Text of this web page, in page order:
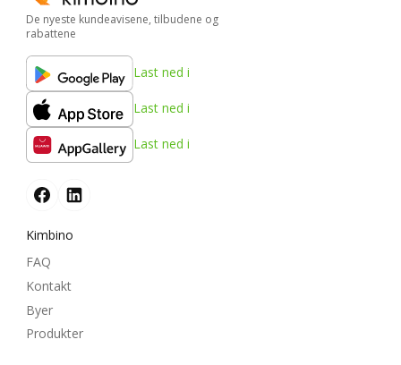
De nyeste kundeavisene, tilbudene og
rabattene
Last ned i
Last ned i
Last ned i
Kimbino
FAQ
Kontakt
Byer
Produkter